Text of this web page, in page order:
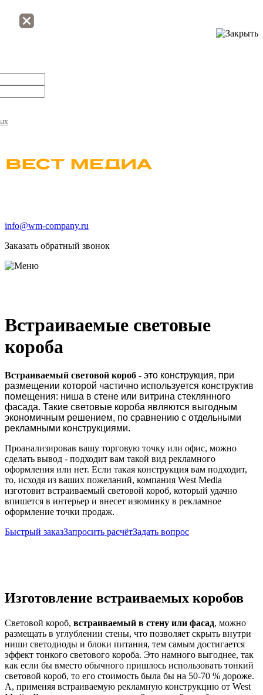
info@wm-company.ru
Заказать обратный звонок
Встраиваемые световые
короба
Встраиваемый световой короб - это конструкция, при
размещении которой частично используется конструктив
помещения: ниша в стене или витрина стеклянного
фасада. Такие световые короба являются выгодным
экономичным решением, по сравнению с отдельными
рекламными конструкциями.
Проанализировав вашу торговую точку или офис, можно
сделать вывод - подходит вам такой вид рекламного
оформления или нет. Если такая конструкция вам подходит,
то, исходя из ваших пожеланий, компания West Media
изготовит встраиваемый световой короб, который удачно
впишется в интерьер и внесет изюминку в рекламное
оформление точки продаж.
Быстрый заказЗапросить расчётЗадать вопрос
Изготовление встраиваемых коробов
Световой короб, встраиваемый в стену или фасад, можно
размещать в углублении стены, что позволяет скрыть внутри
ниши светодиоды и блоки питания, тем самым достигается
эффект тонкого светового короба. Это намного выгоднее, так
как если бы вместо обычного пришлось использовать тонкий
световой короб, то его стоимость была бы на 50-70 % дороже.
А, применяя встраиваемую рекламную конструкцию от West